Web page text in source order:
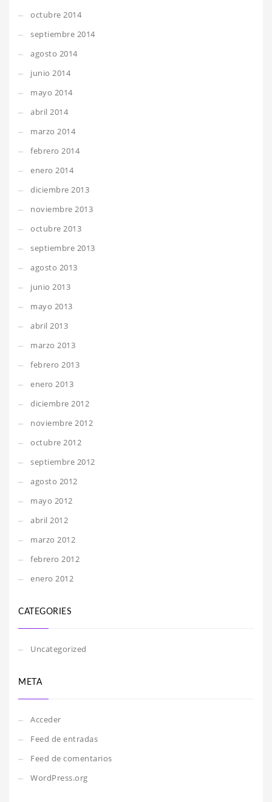
octubre 2014
septiembre 2014
agosto 2014
junio 2014
mayo 2014
abril 2014
marzo 2014
febrero 2014
enero 2014
diciembre 2013
noviembre 2013
octubre 2013
septiembre 2013
agosto 2013
junio 2013
mayo 2013
abril 2013
marzo 2013
febrero 2013
enero 2013
diciembre 2012
noviembre 2012
octubre 2012
septiembre 2012
agosto 2012
mayo 2012
abril 2012
marzo 2012
febrero 2012
enero 2012
CATEGORIES
Uncategorized
META
Acceder
Feed de entradas
Feed de comentarios
WordPress.org